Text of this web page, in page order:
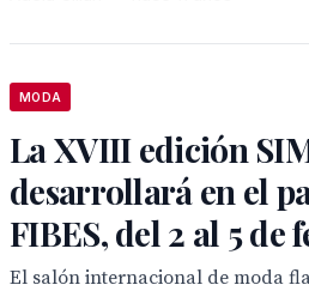
MODA
La XVIII edición
desarrollará en el
FIBES, del 2 al 5 de
El salón internacional de moda